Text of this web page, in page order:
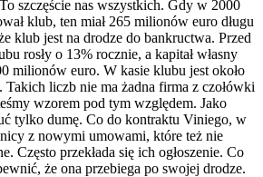
szczęście nas wszystkich. Gdy w 2000
klub, ten miał 265 milionów euro długu
klub jest na drodze do bankructwa. Przed
rosły o 13% rocznie, a kapitał własny
milionów euro. W kasie klubu jest około
liczb nie ma żadna firma z czołówki
wzorem pod tym względem. Jako
tylko dumę. Co do kontraktu Viniego, w
z nowymi umowami, które też nie
Często przekłada się ich ogłoszenie. Co
że ona przebiega po swojej drodze.